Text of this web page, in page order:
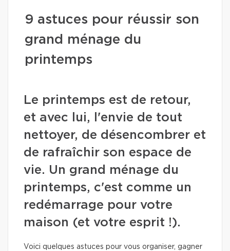
9 astuces pour réussir son
grand ménage du
printemps
Le printemps est de retour,
et avec lui, l'envie de tout
nettoyer, de désencombrer et
de rafraîchir son espace de
vie. Un grand ménage du
printemps, c'est comme un
redémarrage pour votre
maison (et votre esprit !).
Voici quelques astuces pour vous organiser, gagner